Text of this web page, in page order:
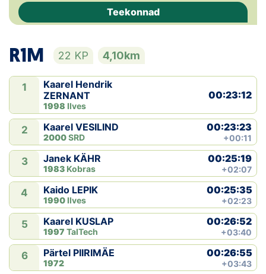
Klubid
Suletud maastikud
Püsirajad
Ajalugu
Koolitused
OTSI
Teekonnad
R1M 22 KP 4,10km
1
Kaarel Hendrik
ZERNANT
1998 Ilves
00:23:12
2 Kaarel VESILIND
2000SRD
00:23:23
+00:11
3 Janek KÄHR
1983 Kobras
00:25:19
+02:07
4 Kaido LEPIK
1990 Ilves
00:25:35
+02:23
5 Kaarel KUSLAP
1997 TalTech
00:26:52
+03:40
6 Pärtel PIIRIMÄE
1972
00:26:55
+03:43